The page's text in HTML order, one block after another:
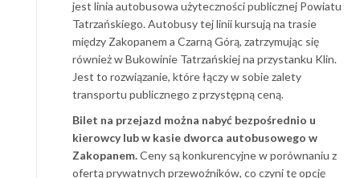
jest linia autobusowa użyteczności publicznej Powiatu
Tatrzańskiego. Autobusy tej linii kursują na trasie
między Zakopanem a Czarną Górą, zatrzymując się
również w Bukowinie Tatrzańskiej na przystanku Klin.
Jest to rozwiązanie, które łączy w sobie zalety
transportu publicznego z przystępną ceną.
Bilet na przejazd można nabyć bezpośrednio u
kierowcy lub w kasie dworca autobusowego w
Zakopanem.Ceny są konkurencyjne w porównaniu z
ofertą prywatnych przewoźników, co czyni tę opcję